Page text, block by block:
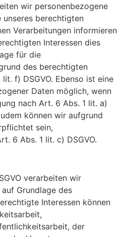
wir personenbezogene
unseres berechtigten
Verarbeitungen informieren
Interessen dies
für die
des berechtigten
f) DSGVO. Ebenso ist eine
Daten möglich, wenn
nach Art. 6 Abs. 1 lit. a)
können wir aufgrund
sein,
6 Abs. 1 lit. c) DSGVO.
verarbeiten wir
Grundlage des
Interessen können
der